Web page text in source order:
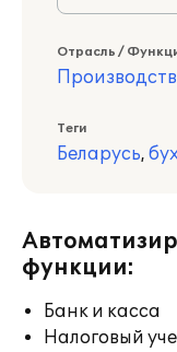
Отрасль /
Теги
Беларусь,
функции:
Банк и касса
Налоговый